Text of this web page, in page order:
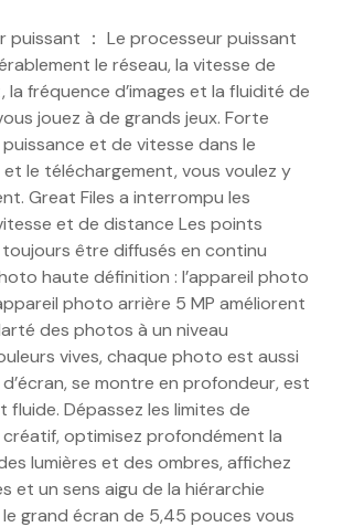
puissant ： Le processeur puissant
le réseau, la vitesse de
fréquence d’images et la fluidité de
jouez à de grands jeux. Forte
et de vitesse dans le
le téléchargement, vous voulez y
Great Files a interrompu les
et de distance Les points
être diffusés en continu
haute définition : l’appareil photo
photo arrière 5 MP améliorent
des photos à un niveau
vives, chaque photo est aussi
d’écran, se montre en profondeur, est
fluide. Dépassez les limites de
créatif, optimisez profondément la
lumières et des ombres, affichez
et un sens aigu de la hiérarchie
le grand écran de 5,45 pouces vous